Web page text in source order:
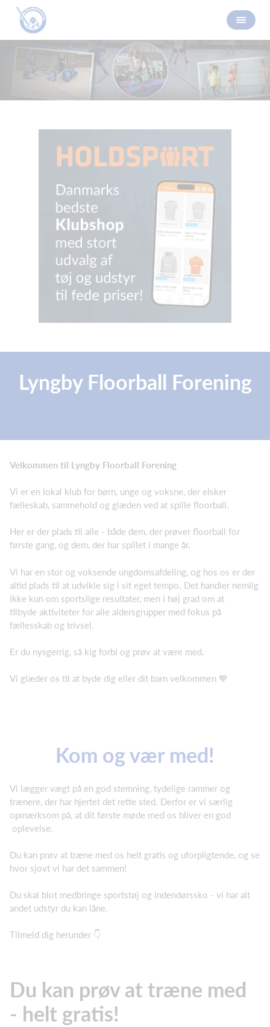
Lyngby Floorball Forening
Floorball Ungdom Damer
Herrer
Velkommen til Lyngby Floorball Forening
Vi er en lokal klub for børn, unge og voksne, der elsker
fælleskab, sammehold og glæden ved at spille floorball.
Her er der plads til alle - både dem, der prøver floorball for
første gang, og dem, der har spillet i mange år.
Vi har en stor og voksende ungdomsafdeling, og hos os er der
altid plads til at udvikle sig i sit eget tempo. Det handler nemlig
ikke kun om sportslige resultater, men i høj grad om at
tilbyde aktiviteter for alle aldersgrupper med fokus på
fællesskab og trivsel.
Er du nysgerrig, så kig forbi og prøv at være med.
Vi glæder os til at byde dig eller dit barn velkommen 💙
Kom og vær med!
Vi lægger vægt på en god stemning, tydelige rammer og
trænere, der har hjertet det rette sted. Derfor er vi særlig
opmærksom på, at dit første møde med os bliver en god
oplevelse.
Du kan prøv at træne med os helt gratis og uforpligtende, og se
hvor sjovt vi har det sammen!
Du skal blot medbringe sportstøj og indendørssko - vi har alt
andet udstyr du kan låne.
Tilmeld dig herunder 👇
Du kan prøv at træne med
- helt gratis!